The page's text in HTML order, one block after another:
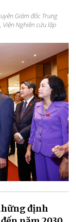
Giám đốc Trung
Nghiên cứu lập
định